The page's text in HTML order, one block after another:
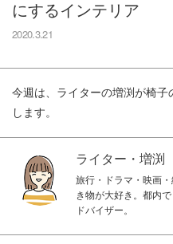
にするインテリア
2020.3.21
今週は、ライターの増渕が椅
します。
ライター・増渕
旅行・ドラマ・映画
き物が大好き。都内
ドバイザー。